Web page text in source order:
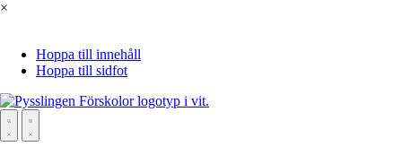
×
Hoppa till innehåll
Hoppa till sidfot